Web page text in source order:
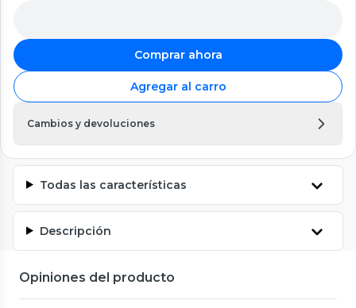
Comprar ahora
Agregar al carro
Cambios y devoluciones
Todas las características
Descripción
Opiniones del producto